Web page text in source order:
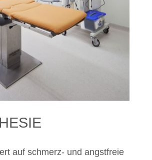
auf schmerz- und angstfreie